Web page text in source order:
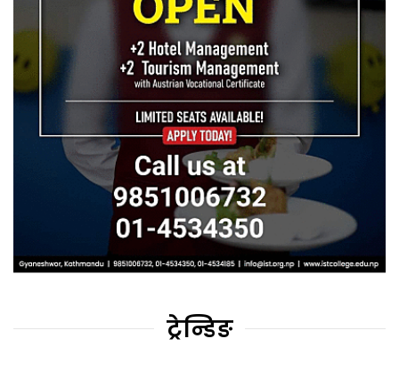
ट्रेन्डिङ